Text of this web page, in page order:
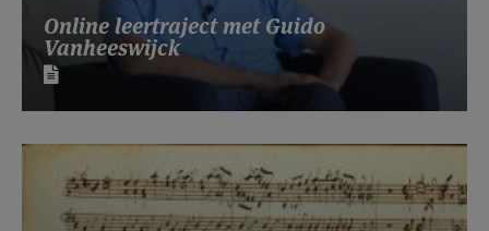
Online leertraject met Guido
Vanheeswijck